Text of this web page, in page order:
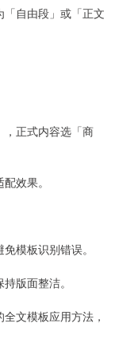
自由段」或「正文
，正式内容选「商
效果。
模板识别错误。
版面整洁。
文模板应用方法，